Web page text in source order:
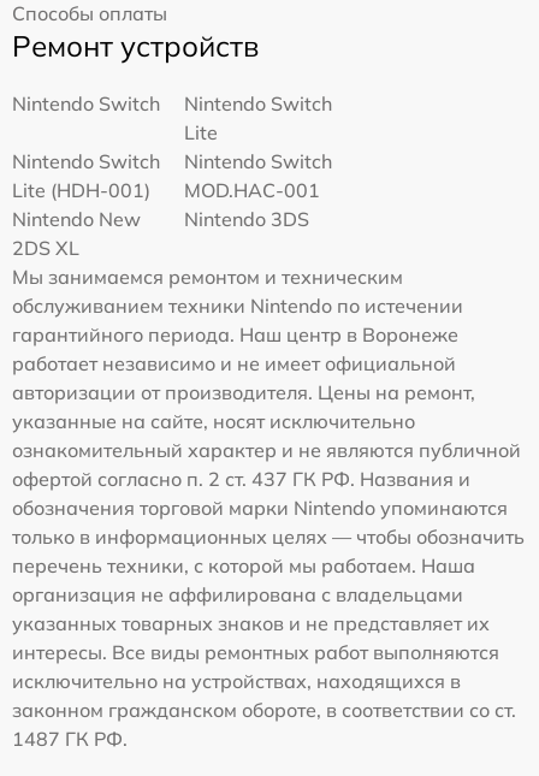
Способы оплаты
Ремонт устройств
Nintendo Switch
Nintendo Switch
Lite
Nintendo Switch
Lite (HDH-001)
Nintendo Switch
MOD.HAC-001
Nintendo New
2DS XL
Nintendo 3DS
Мы занимаемся ремонтом и техническим
обслуживанием техники Nintendo по истечении
гарантийного периода. Наш центр в Воронеже
работает независимо и не имеет официальной
авторизации от производителя. Цены на ремонт,
указанные на сайте, носят исключительно
ознакомительный характер и не являются публичной
офертой согласно п. 2 ст. 437 ГК РФ. Названия и
обозначения торговой марки Nintendo упоминаются
только в информационных целях — чтобы обозначить
перечень техники, с которой мы работаем. Наша
организация не аффилирована с владельцами
указанных товарных знаков и не представляет их
интересы. Все виды ремонтных работ выполняются
исключительно на устройствах, находящихся в
законном гражданском обороте, в соответствии со ст.
1487 ГК РФ.